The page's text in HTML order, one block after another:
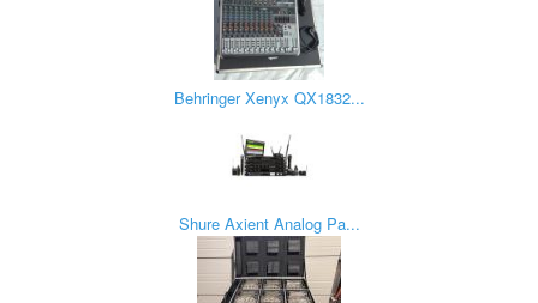
Behringer Xenyx QX1832...
Shure Axient Analog Pa...